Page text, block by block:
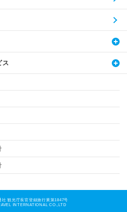
ス
社 観光庁長官登録旅行業第1847号
INTERNATIONAL CO.,LTD